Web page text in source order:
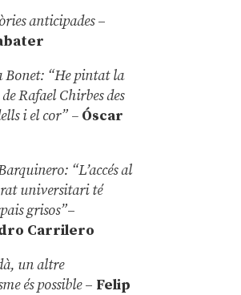
anticipades–
Bonet: “He pintat la
Rafael Chirbes des
i el cor” – Óscar
“L’accés al
universitari té
grisos”–
Carrilero
un altre
és possible – Felip